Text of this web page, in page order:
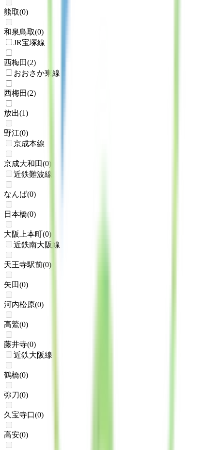
熊取(0)
和泉鳥取(0)
JR宝塚線
西梅田(2)
おおさか東線
西梅田(2)
放出(1)
野江(0)
京成本線
京成大和田(0)
近鉄難波線
なんば(0)
日本橋(0)
大阪上本町(0)
近鉄南大阪線
天王寺駅前(0)
矢田(0)
河内松原(0)
高鷲(0)
藤井寺(0)
近鉄大阪線
鶴橋(0)
弥刀(0)
久宝寺口(0)
高安(0)